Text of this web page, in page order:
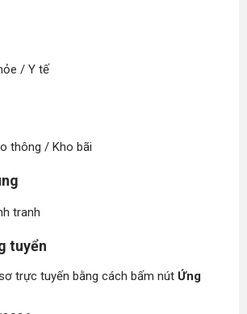
/ Y tế
thông / Kho bãi
tranh
tuyển
trực tuyến bằng cách bấm nút Ứng